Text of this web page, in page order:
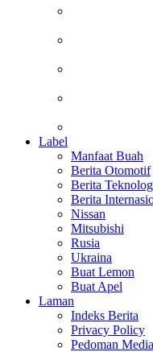
Label
Manfaat Buah
Berita Otomotif
Berita
Berita
Nissan
Mitsubishi
Rusia
Ukraina
Buat Lemon
Buat Apel
Laman
Indeks Berita
Privacy Policy
Pedoman